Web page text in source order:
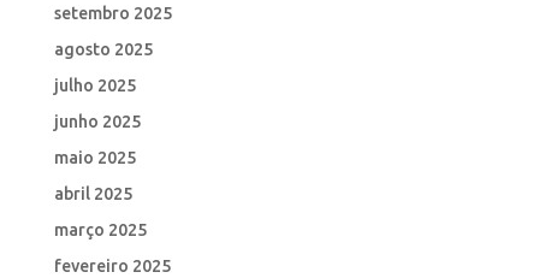
setembro 2025
agosto 2025
julho 2025
junho 2025
maio 2025
abril 2025
março 2025
fevereiro 2025